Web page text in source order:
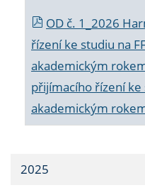
OD č. 1_2026
řízení ke studiu na
akademickým
přijímacího řízení
akademickým
2025